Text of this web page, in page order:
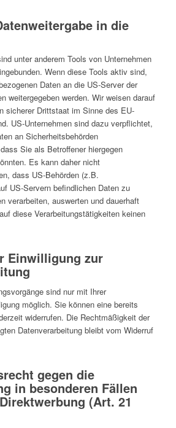
in die
unter anderem Tools von Unternehmen
Wenn diese Tools aktiv sind,
Daten an die US-Server der
weitergegeben werden. Wir weisen darauf
sicherer Drittstaat im Sinne des EU-
US-Unternehmen sind dazu verpflichtet,
an Sicherheitsbehörden
Sie als Betroffener hiergegen
Es kann daher nicht
dass US-Behörden (z.B.
US-Servern befindlichen Daten zu
verarbeiten, auswerten und dauerhaft
diese Verarbeitungstätigkeiten keinen
Einwilligung zur
sind nur mit Ihrer
möglich. Sie können eine bereits
widerrufen. Die Rechtmäßigkeit der
Datenverarbeitung bleibt vom Widerruf
gegen die
in besonderen Fällen
(Art. 21